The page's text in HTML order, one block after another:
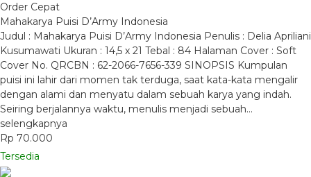
Order Cepat
Mahakarya Puisi D’Army Indonesia
Judul : Mahakarya Puisi D’Army Indonesia Penulis : Delia Apriliani
Kusumawati Ukuran : 14,5 x 21 Tebal : 84 Halaman Cover : Soft
Cover No. QRCBN : 62-2066-7656-339 SINOPSIS Kumpulan
puisi ini lahir dari momen tak terduga, saat kata-kata mengalir
dengan alami dan menyatu dalam sebuah karya yang indah.
Seiring berjalannya waktu, menulis menjadi sebuah…
selengkapnya
Rp 70.000
Tersedia